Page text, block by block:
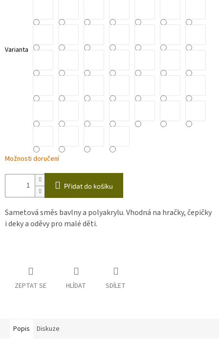
Varianta
Možnosti doručení
Přidat do košíku
Sametová směs bavlny a polyakrylu. Vhodná na hračky, čepičky
i deky a oděvy pro malé děti.
ZEPTAT SE HLÍDAT SDÍLET
Popis Diskuze